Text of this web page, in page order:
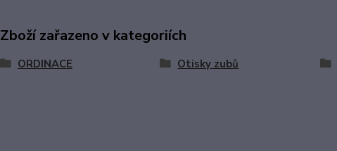
Zboží zařazeno v kategoriích
ORDINACE Otisky zubů